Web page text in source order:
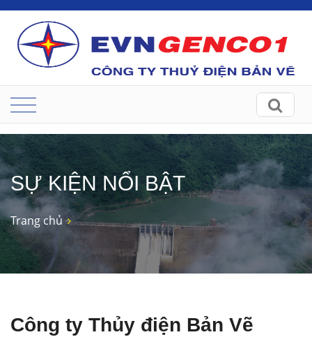
SỰ KIỆN NỔI BẬT
Trang chủ
Công ty Thủy điện Bản Vẽ